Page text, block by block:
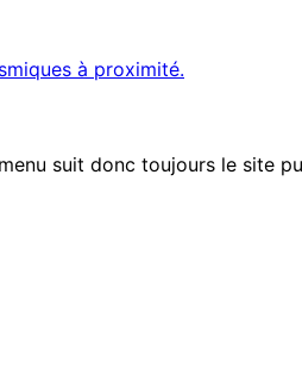
à proximité.
suit donc toujours le site